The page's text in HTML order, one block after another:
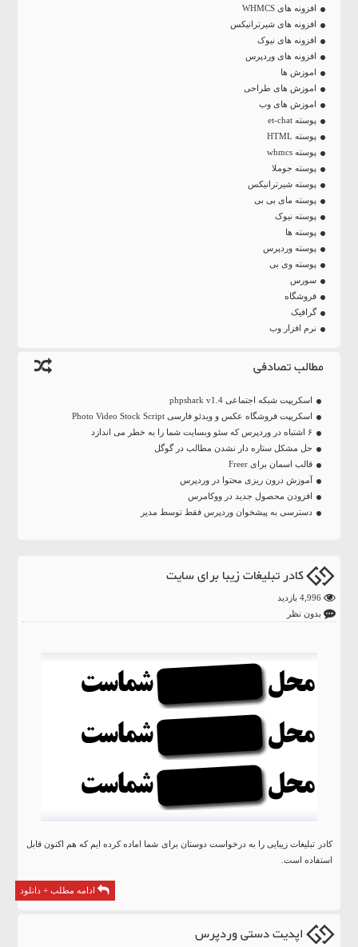
افزونه های WHMCS
افزونه های شیرترانیکس
افزونه های نیوک
افزونه های وردپرس
اموزش ها
اموزش های طراحی
اموزش های وب
پوسته et-chat
پوسته HTML
پوسته whmcs
پوسته جوملا
پوسته شیرترانیکس
پوسته مای بی بی
پوسته نیوک
پوسته ها
پوسته وردپرس
پوسته وی بی
سورس
فروشگاه
گرافیک
نرم افزار وب
مطالب تصادفی
اسکریپت شبکه اجتماعی phpshark v1.4
اسکریپت فروشگاه عکس و ویدئو فارسی Photo Video Stock Script
۶ اشتباه در وردپرس که سئو وبسایت شما را به خطر می اندازد
حل مشکل ستاره دار نشدن مطالب در گوگل
قالب اسمان برای Freer
آموزش درون ریزی محتوا در وردپرس
افزودن محصول جدید در ووکامرس
دسترسی به پیشخوان وردپرس فقط توسط مدیر
کادر تبلیغات زیبا برای سایت
4,996 بازدید
بدون نظر
کادر تبلیغات زیبایی را به درخواست دوستان برای شما اماده کرده ایم که هم اکنون قابل
استفاده است.
ادامه مطلب + دانلود
اپدیت دستی وردپرس